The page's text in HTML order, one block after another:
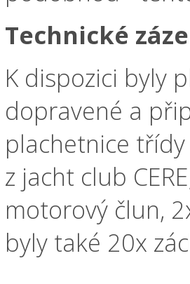
Technické
K dispozici byly
dopravené a
plachetnice
z jacht club
motorový člun,
byly také 20x